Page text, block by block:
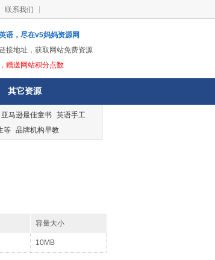
联系我们
语，尽在v5妈妈资源网
接地址，获取网站免费资源
赠送网站积分点数
其它资源
亚马逊最佳童书 英语手工
等 品牌机构早教
容量大小
10MB